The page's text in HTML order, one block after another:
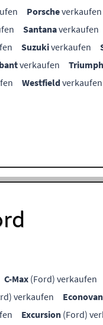
Porscheverkaufen
Santanaverkaufen
Suzukiverkaufen
verkaufen Triumph
Westfieldverkaufen
C-Max (Ford) verkaufen
verkaufen Econovan
Excursion (Ford)